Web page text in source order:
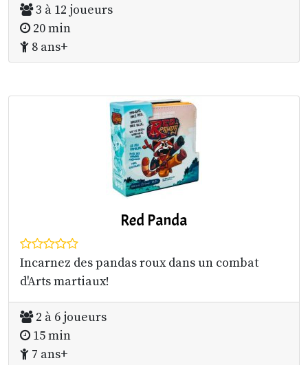
3 à 12 joueurs
20 min
8 ans+
Red Panda
Incarnez des pandas roux dans un combat
d'Arts martiaux!
2 à 6 joueurs
15 min
7 ans+